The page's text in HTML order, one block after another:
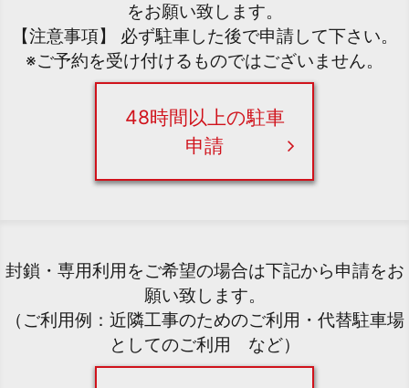
をお願い致します。
【注意事項】 必ず駐車した後で申請して下さい。
※ご予約を受け付けるものではございません。
48時間以上の駐車
申請
封鎖・専用利用をご希望の場合は下記から申請をお
願い致します。
（ご利用例：近隣工事のためのご利用・代替駐車場
としてのご利用 など）